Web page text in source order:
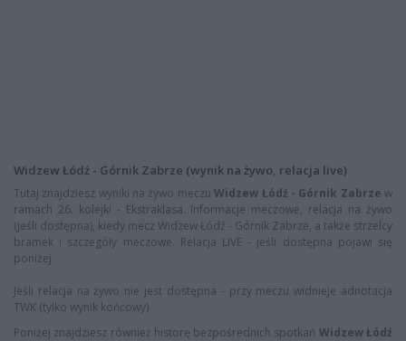
Widzew Łódź - Górnik Zabrze (wynik na żywo, relacja live)
Tutaj znajdziesz wyniki na żywo meczuWidzew Łódź - Górnik Zabrze w
ramach 26. kolejki - Ekstraklasa. Informacje meczowe, relacja na żywo
(jeśli dostępna), kiedy mecz Widzew Łódź - Górnik Zabrze, a także strzelcy
bramek i szczegóły meczowe. Relacja LIVE - jeśli dostępna pojawi się
poniżej.
Jeśli relacja na żywo nie jest dostępna - przy meczu widnieje adnotacja
TWK (tylko wynik końcowy)
Poniżej znajdziesz również historę bezpośrednich spotkań Widzew Łódź